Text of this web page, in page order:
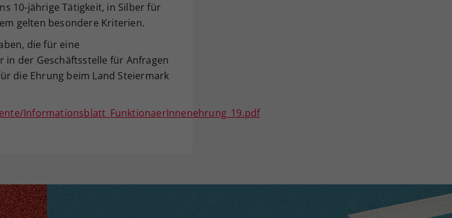
10-jährige Tätigkeit, in Silber für
gelten besondere Kriterien.
die für eine
in der Geschäftsstelle für Anfragen
die Ehrung beim Land Steiermark
Informationsblatt_FunktionaerInnenehrung_19.pdf